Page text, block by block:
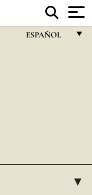
ESPAÑOL
POLSKI
▸